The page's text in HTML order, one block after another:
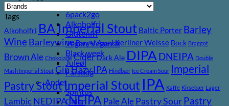
Tilbud
6pack2go
Alkoholfri
Glutenfri
Vegan/Vegansk
Black week
Juleøl
Farsdag
Andet
Spiritus
Cider
Tags
Alkoholfri BA Imperial Stout Baltic Porter Barley
Wine BarleywineBarrel AgedBerliner Weisse Bock Braggot
Brown Ale Chokolade CiderDark Ale DIPA DNEIPA Double
Mash Imperial Stout GinHazy IPA Hindbær Ice Cream Sour Imperial
Pastry StoutImperial Stout IPA Kaffe Kirsebær Lager
Lambic NEDIPANEIPA Pale Ale Pastry Sour Pastry